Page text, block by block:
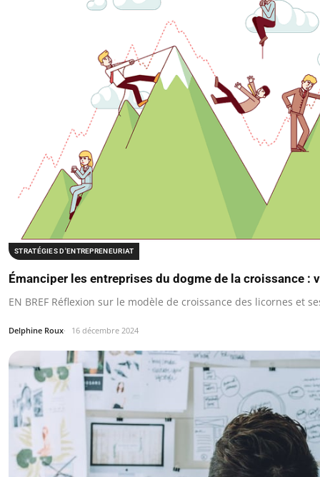
STRATÉGIES D'ENTREPRENEURIAT
Émanciper les entreprises du dogme de la croissance :
EN BREF Réflexion sur le modèle de croissance des licornes et
Delphine Roux 16 décembre 2024